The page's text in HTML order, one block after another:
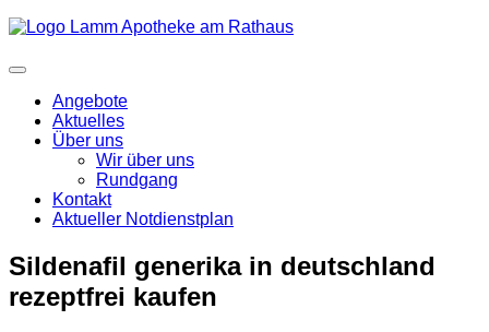
Angebote
Aktuelles
Über uns
Wir über uns
Rundgang
Kontakt
Aktueller Notdienstplan
Sildenafil generika in deutschland
rezeptfrei kaufen